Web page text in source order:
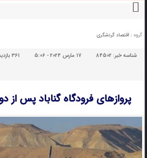
گروه : اقتصاد گردشگری
شناسه خبر:84502 17 مارس 2024 - 5:06 361 بازدید
پروازهای فرودگاه گناباد پس از